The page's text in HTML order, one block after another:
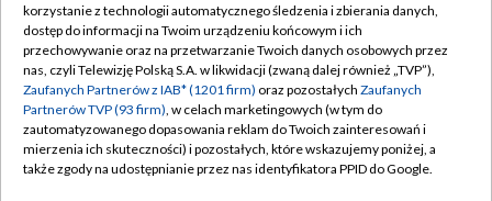
TVP
Abonament TVP
Emisja w TVP
Centrum informacji TVP
Naziemna Telewizja Cyfrowa
Regulamin TVP
Polityka prywatności
Moje zgody
Pomoc
korzystanie z technologii automatycznego śledzenia i zbierania danych,
dostęp do informacji na Twoim urządzeniu końcowym i ich
przechowywanie oraz na przetwarzanie Twoich danych osobowych przez
nas, czyli Telewizję Polską S.A. w likwidacji (zwaną dalej również „TVP”),
Zaufanych Partnerów z IAB* (1201 firm) oraz pozostałych Zaufanych
Partnerów TVP (93 firm), w celach marketingowych (w tym do
zautomatyzowanego dopasowania reklam do Twoich zainteresowań i
mierzenia ich skuteczności) i pozostałych, które wskazujemy poniżej, a
także zgody na udostępnianie przez nas identyfikatora PPID do Google.